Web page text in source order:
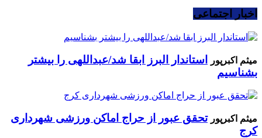
اخبار اجتماعی
میثم اکبرپور
استاندار البرز ابقا شد/عبداللهی را بیشتر
بشناسیم
میثم اکبرپور تحقق عبور از حراج اماکن ورزشی شهرداری
کرج